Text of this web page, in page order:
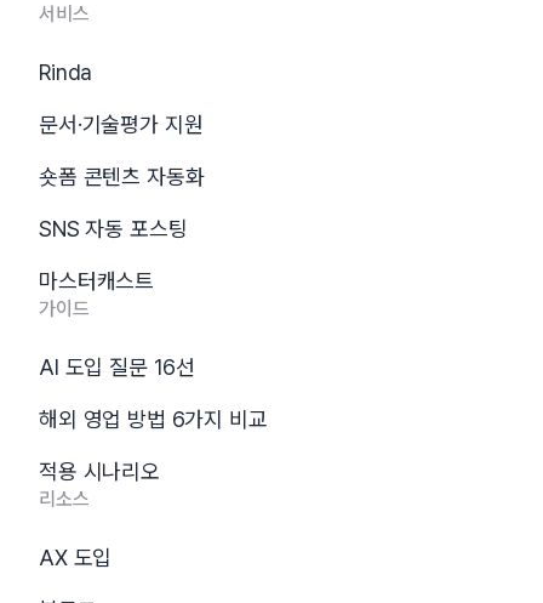
서비스
Rinda
문서·기술평가 지원
숏폼 콘텐츠 자동화
SNS 자동 포스팅
마스터캐스트
가이드
AI 도입 질문 16선
해외 영업 방법 6가지 비교
적용 시나리오
리소스
AX 도입